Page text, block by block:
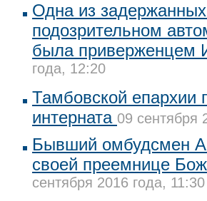
Одна из
подозрительном
была приверженцем
года, 12:20
Тамбовской епархии
интерната 09 сентября
Бывший омбудсмен
своей преемнице
сентября 2016 года, 11:30